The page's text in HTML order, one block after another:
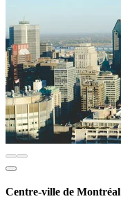
Centre-ville de Montréal